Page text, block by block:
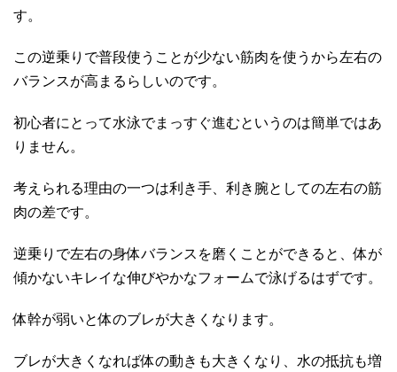
す。
この逆乗りで普段使うことが少ない筋肉を使うから左右の
バランスが高まるらしいのです。
初心者にとって水泳でまっすぐ進むというのは簡単ではあ
りません。
考えられる理由の一つは利き手、利き腕としての左右の筋
肉の差です。
逆乗りで左右の身体バランスを磨くことができると、体が
傾かないキレイな伸びやかなフォームで泳げるはずです。
体幹が弱いと体のブレが大きくなります。
ブレが大きくなれば体の動きも大きくなり、水の抵抗も増